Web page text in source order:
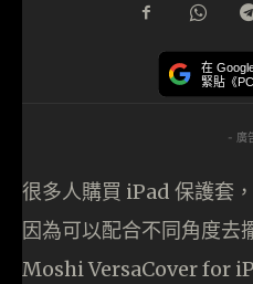
在
緊貼《
- 廣
很多人購買 iPad 保護套
因為可以配合不同角度去
Moshi VersaCover for